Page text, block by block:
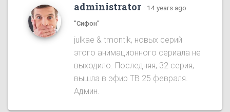
administrator · 14 years ago
"Сифон"
julkae & tmontik, новых серий
этого анимационного сериала не
выходило. Последняя, 32 серия,
вышла в эфир ТВ 25 февраля.
Админ.